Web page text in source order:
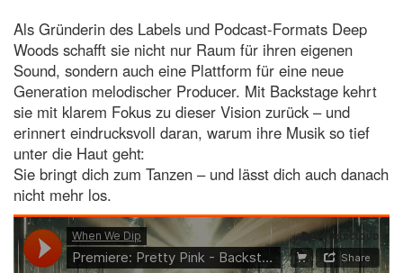
Als Gründerin des Labels und Podcast-Formats Deep
Woods schafft sie nicht nur Raum für ihren eigenen
Sound, sondern auch eine Plattform für eine neue
Generation melodischer Producer. Mit Backstage kehrt
sie mit klarem Fokus zu dieser Vision zurück – und
erinnert eindrucksvoll daran, warum ihre Musik so tief
unter die Haut geht:
Sie bringt dich zum Tanzen – und lässt dich auch danach
nicht mehr los.